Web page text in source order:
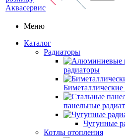
Меню
Каталог
Радиаторы
радиаторы
панельные
Чугунные
Котлы отопления